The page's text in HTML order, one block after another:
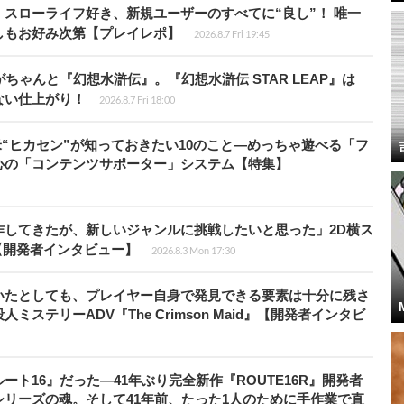
ローライフ好き、新規ユーザーのすべてに“良し”！ 唯一
お好み次第【プレイレポ】
2026.8.7 Fri 19:45
ゃんと『幻想水滸伝』。『幻想水滸伝 STAR LEAP』は
仕上がり！
2026.8.7 Fri 18:00
ヒカセン”が知っておきたい10のこと―めっちゃ遊べる「フ
「コンテンツサポーター」システム【特集】
てきたが、新しいジャンルに挑戦したいと思った」2D横ス
発者インタビュー】
2026.8.3 Mon 17:30
としても、プレイヤー自身で発見できる要素は十分に残さ
ミステリーADV『The Crimson Maid』【開発者インタビ
ト16』だった―41年ぶり完全新作『ROUTE16R』開発者
ーズの魂。そして41年前、たった1人のために手作業で直